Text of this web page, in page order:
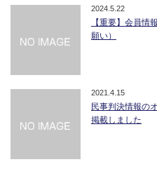
2024.5.22
【重要】会員情
願い）
2021.4.15
民事判決情報の
掲載しました